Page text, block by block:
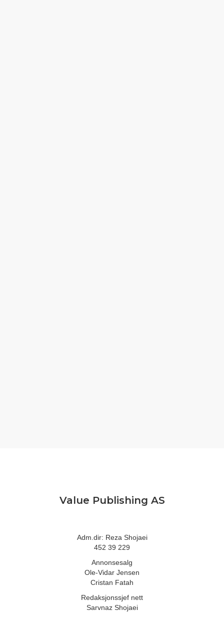
Value Publishing AS
Adm.dir: Reza Shojaei
452 39 229
Annonsesalg
Ole-Vidar Jensen
Cristan Fatah
Redaksjonssjef nett
Sarvnaz Shojaei